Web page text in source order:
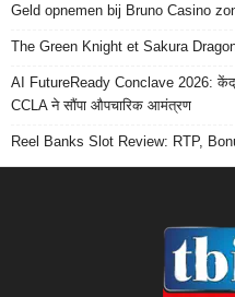
Geld opnemen bij Bruno Casino
The Green Knight et Sakura
AI FutureReady Conclave 2026:
CCLA ने सौंपा औपचारिक आमंत्रण
Reel Banks Slot Review: RTP,